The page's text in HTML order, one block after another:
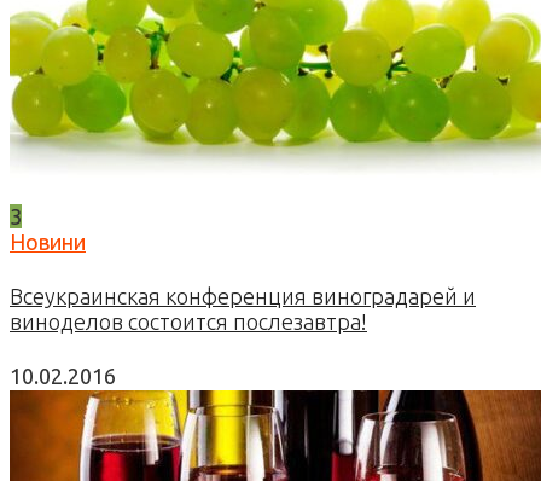
3
Новини
Всеукраинская конференция виноградарей и
виноделов состоится послезавтра!
10.02.2016